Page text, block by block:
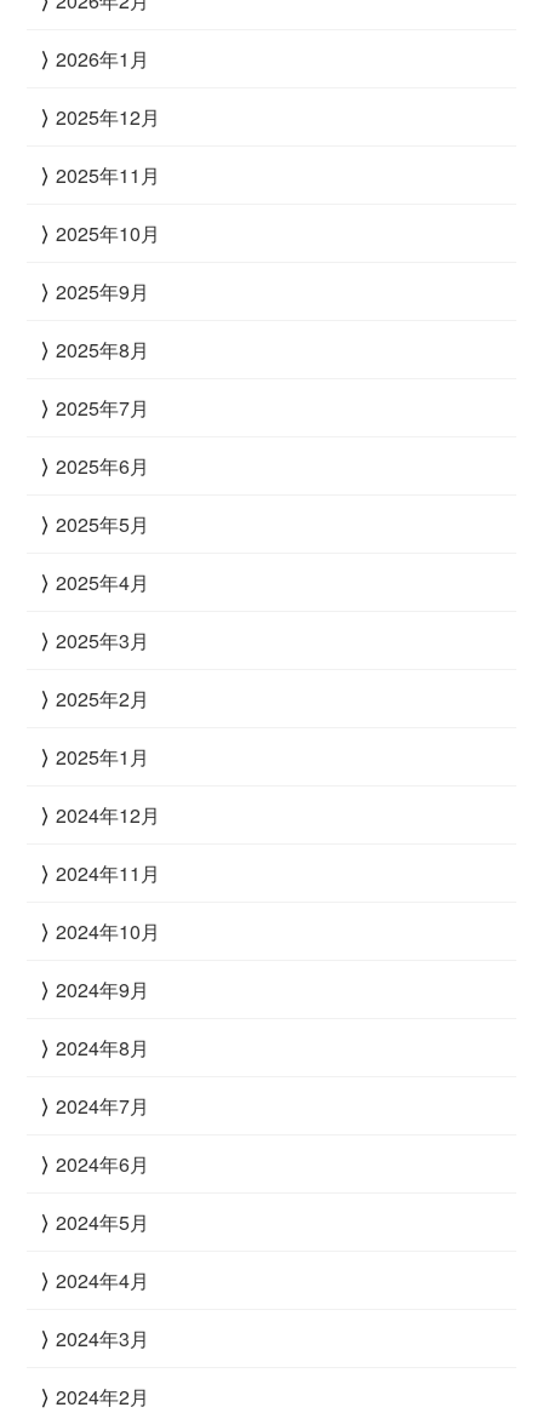
2026年1月
2025年12月
2025年11月
2025年10月
2025年9月
2025年8月
2025年7月
2025年6月
2025年5月
2025年4月
2025年3月
2025年2月
2025年1月
2024年12月
2024年11月
2024年10月
2024年9月
2024年8月
2024年7月
2024年6月
2024年5月
2024年4月
2024年3月
2024年2月